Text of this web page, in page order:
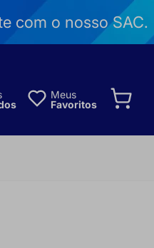
com o nosso SAC.
Meus
Favoritos